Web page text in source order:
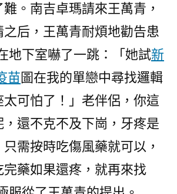
。南吉卓瑪請來王萬青，
后，王萬青耐煩地勸告患
地下室嚇了一跳：「她試新
苗圖在我的單戀中尋找邏輯
可怕了！」老伴侶，你這
還不克不及下崗，牙疼是
需按時吃傷風藥就可以，
完藥如果還疼，就再來找